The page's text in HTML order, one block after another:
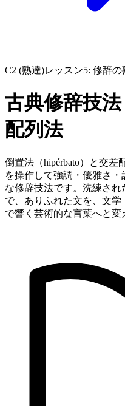
C2 (熟達)レッスン5: 修辞
古典修辞技
配列法
倒置法（hipérbato）と交差
を操作して強調・優雅さ
な修辞技法です。洗練さ
で、ありふれた文を、文学
で響く芸術的な言葉へと変